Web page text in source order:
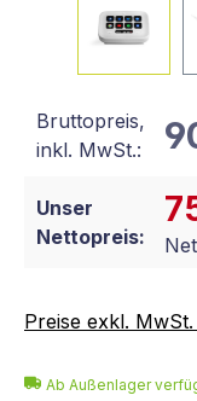
Bruttopreis,
inkl. MwSt.:
Unser
Nettopreis:
Preise exkl.
Ab Außenlager